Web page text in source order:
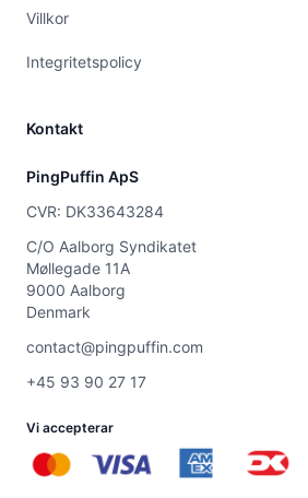
Villkor
Integritetspolicy
Kontakt
PingPuffin ApS
CVR: DK33643284
C/O Aalborg Syndikatet
Møllegade 11A
9000 Aalborg
Denmark
contact@pingpuffin.com
+45 93 90 27 17
Vi accepterar